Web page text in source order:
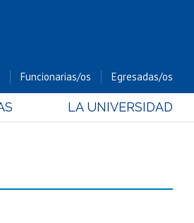
Funcionarias/os Egresadas/os
LA UNIVERSIDAD